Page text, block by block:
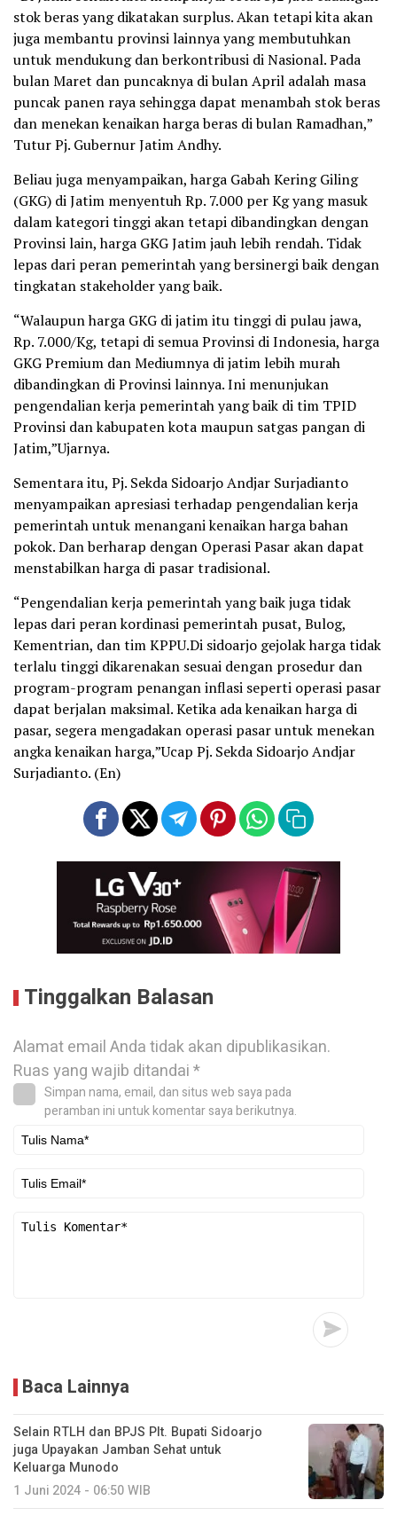
stok beras yang dikatakan surplus. Akan tetapi kita akan
juga membantu provinsi lainnya yang membutuhkan
untuk mendukung dan berkontribusi di Nasional. Pada
bulan Maret dan puncaknya di bulan April adalah masa
puncak panen raya sehingga dapat menambah stok beras
dan menekan kenaikan harga beras di bulan Ramadhan,”
Tutur Pj. Gubernur Jatim Andhy.
Beliau juga menyampaikan, harga Gabah Kering Giling
(GKG) di Jatim menyentuh Rp. 7.000 per Kg yang masuk
dalam kategori tinggi akan tetapi dibandingkan dengan
Provinsi lain, harga GKG Jatim jauh lebih rendah. Tidak
lepas dari peran pemerintah yang bersinergi baik dengan
tingkatan stakeholder yang baik.
“Walaupun harga GKG di jatim itu tinggi di pulau jawa,
Rp. 7.000/Kg, tetapi di semua Provinsi di Indonesia, harga
GKG Premium dan Mediumnya di jatim lebih murah
dibandingkan di Provinsi lainnya. Ini menunjukan
pengendalian kerja pemerintah yang baik di tim TPID
Provinsi dan kabupaten kota maupun satgas pangan di
Jatim,”Ujarnya.
Sementara itu, Pj. Sekda Sidoarjo Andjar Surjadianto
menyampaikan apresiasi terhadap pengendalian kerja
pemerintah untuk menangani kenaikan harga bahan
pokok. Dan berharap dengan Operasi Pasar akan dapat
menstabilkan harga di pasar tradisional.
“Pengendalian kerja pemerintah yang baik juga tidak
lepas dari peran kordinasi pemerintah pusat, Bulog,
Kementrian, dan tim KPPU.Di sidoarjo gejolak harga tidak
terlalu tinggi dikarenakan sesuai dengan prosedur dan
program-program penangan inflasi seperti operasi pasar
dapat berjalan maksimal. Ketika ada kenaikan harga di
pasar, segera mengadakan operasi pasar untuk menekan
angka kenaikan harga,”Ucap Pj. Sekda Sidoarjo Andjar
Surjadianto. (En)
Tinggalkan Balasan
Alamat email Anda tidak akan dipublikasikan.
Ruas yang wajib ditandai*
Simpan nama, email, dan situs web saya pada
peramban ini untuk komentar saya berikutnya.
Baca Lainnya
Selain RTLH dan BPJS Plt. Bupati Sidoarjo
juga Upayakan Jamban Sehat untuk
Keluarga Munodo
1 Juni 2024 - 06:50 WIB